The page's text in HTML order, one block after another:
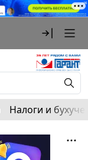
Налоги и